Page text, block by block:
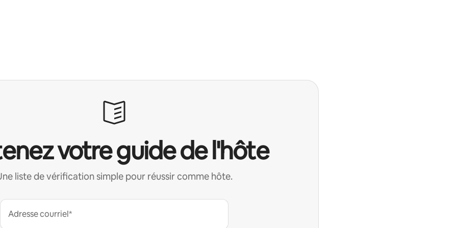
votre guide de l'hôte
liste de vérification simple pour réussir comme hôte.
Adresse courriel*